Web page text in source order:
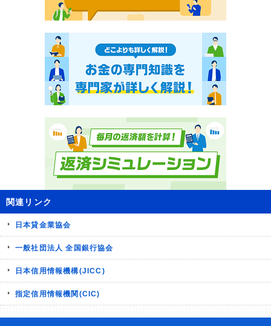
関連リンク
日本貸金業協会
一般社団法人 全国銀行協会
日本信用情報機構(JICC)
指定信用情報機関(CIC)